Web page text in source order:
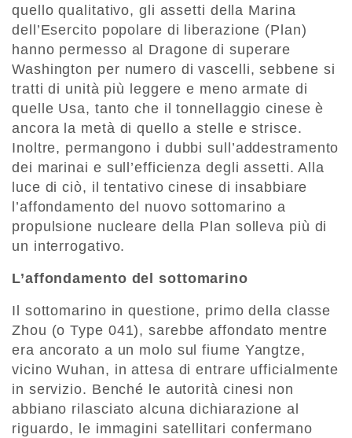
quello qualitativo, gli assetti della Marina
dell’Esercito popolare di liberazione (Plan)
hanno permesso al Dragone di superare
Washington per numero di vascelli, sebbene si
tratti di unità più leggere e meno armate di
quelle Usa, tanto che il tonnellaggio cinese è
ancora la metà di quello a stelle e strisce.
Inoltre, permangono i dubbi sull’addestramento
dei marinai e sull’efficienza degli assetti. Alla
luce di ciò, il tentativo cinese di insabbiare
l’affondamento del nuovo sottomarino a
propulsione nucleare della Plan solleva più di
un interrogativo.
L’affondamento del sottomarino
Il sottomarino in questione, primo della classe
Zhou (o Type 041), sarebbe affondato mentre
era ancorato a un molo sul fiume Yangtze,
vicino Wuhan, in attesa di entrare ufficialmente
in servizio. Benché le autorità cinesi non
abbiano rilasciato alcuna dichiarazione al
riguardo, le immagini satellitari confermano